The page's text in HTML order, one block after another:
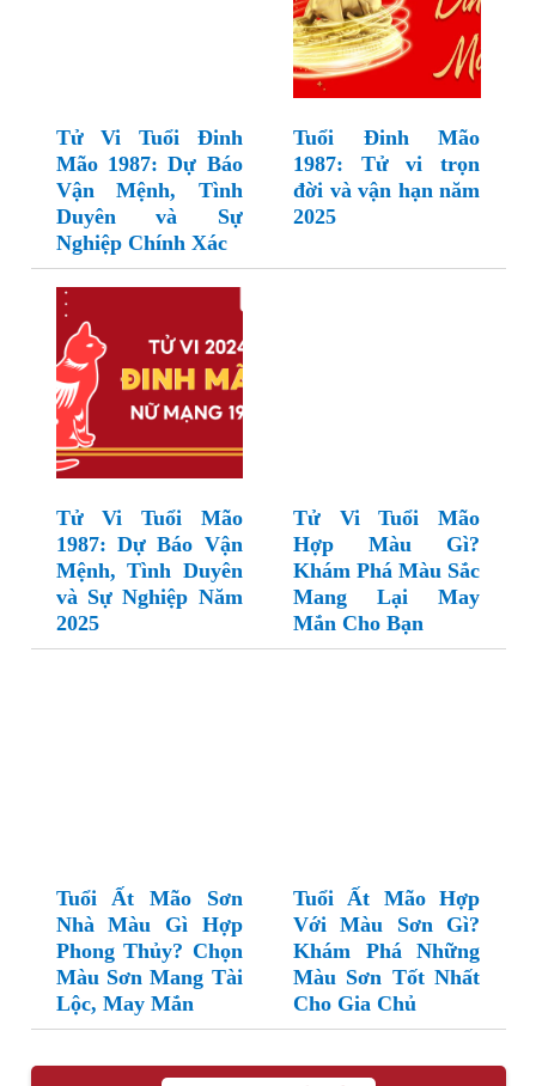
Tử Vi Tuổi Đinh
Mão 1987: Dự Báo
Vận Mệnh, Tình
Duyên và Sự
Nghiệp Chính Xác
Tuổi Đinh Mão
1987: Tử vi trọn
đời và vận hạn năm
2025
Tử Vi Tuổi Mão
1987: Dự Báo Vận
Mệnh, Tình Duyên
và Sự Nghiệp Năm
2025
Tử Vi Tuổi Mão
Hợp Màu Gì?
Khám Phá Màu Sắc
Mang Lại May
Mắn Cho Bạn
Tuổi Ất Mão Sơn
Nhà Màu Gì Hợp
Phong Thủy? Chọn
Màu Sơn Mang Tài
Lộc, May Mắn
Tuổi Ất Mão Hợp
Với Màu Sơn Gì?
Khám Phá Những
Màu Sơn Tốt Nhất
Cho Gia Chủ